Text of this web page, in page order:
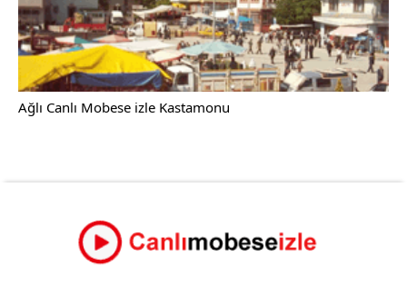
Ağlı Canlı Mobese izle Kastamonu